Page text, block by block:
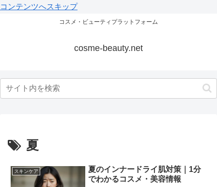
コンテンツへスキップ
コスメ・ビューティプラットフォーム
cosme-beauty.net
夏
スキンケア
夏のインナードライ肌対策｜1分
でわかるコスメ・美容情報